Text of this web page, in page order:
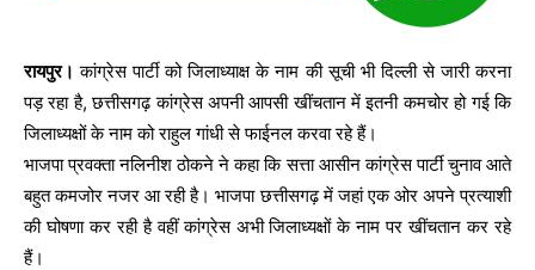
रायपुर। कांग्रेस पार्टी को जिलाध्याक्ष के नाम की सूची भी दिल्ली से जारी करना
पड़ रहा है, छत्तीसगढ़ कांग्रेस अपनी आपसी खींचतान में इतनी कमचोर हो गई कि
जिलाध्यक्षों के नाम को राहुल गांधी से फाईनल करवा रहे हैं।
भाजपा प्रवक्ता नलिनीश ठोकने ने कहा कि सत्ता आसीन कांग्रेस पार्टी चुनाव आते
बहुत कमजोर नजर आ रही है। भाजपा छत्तीसगढ़ में जहां एक ओर अपने प्रत्याशी
की घोषणा कर रही है वहीं कांग्रेस अभी जिलाध्यक्षों के नाम पर खींचतान कर रहे
हैं।